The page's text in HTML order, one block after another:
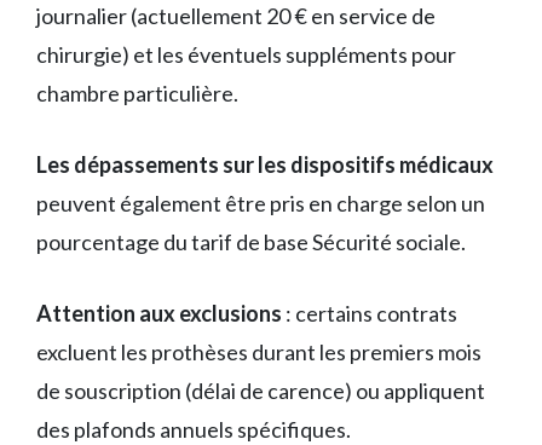
journalier (actuellement 20 € en service de
chirurgie) et les éventuels suppléments pour
chambre particulière.
Les dépassements sur les dispositifs médicaux
peuvent également être pris en charge selon un
pourcentage du tarif de base Sécurité sociale.
Attention aux exclusions : certains contrats
excluent les prothèses durant les premiers mois
de souscription (délai de carence) ou appliquent
des plafonds annuels spécifiques.